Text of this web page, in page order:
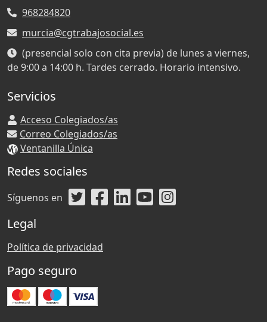
968284820
murcia@cgtrabajosocial.es
(presencial solo con cita previa) de lunes a viernes,
de 9:00 a 14:00 h. Tardes cerrado. Horario intensivo.
Servicios
Acceso Colegiados/as
Correo Colegiados/as
Ventanilla Única
Redes sociales
Síguenos en
Legal
Política de privacidad
Pago seguro